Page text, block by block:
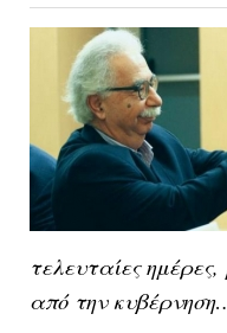
τελευταίες
από την